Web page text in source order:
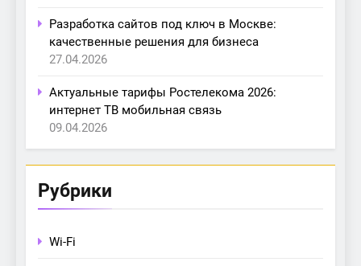
Разработка сайтов под ключ в Москве:
качественные решения для бизнеса
27.04.2026
Актуальные тарифы Ростелекома 2026:
интернет ТВ мобильная связь
09.04.2026
Рубрики
Wi-Fi